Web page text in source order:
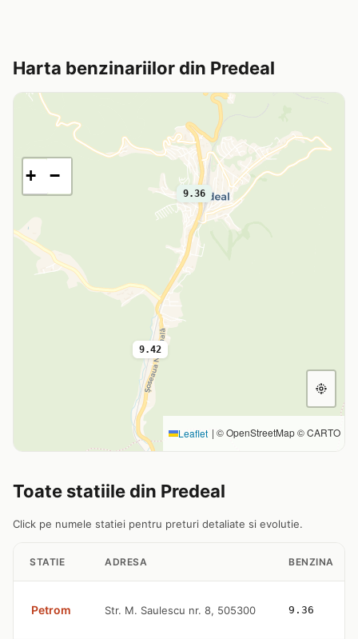
Harta benzinariilor din Predeal
9.36
9.42
+ −
Leaflet | © OpenStreetMap © CARTO
Toate statiile din Predeal
Click pe numele statiei pentru preturi detaliate si evolutie.
STATIE ADRESA BENZINA
Petrom Str. M. Saulescu nr. 8, 505300 9.36